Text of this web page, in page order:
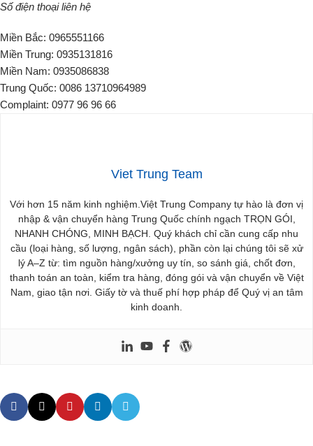
Số điện thoại liên hệ
Miền Bắc: 0965551166
Miền Trung: 0935131816
Miền Nam: 0935086838
Trung Quốc: 0086 13710964989
Complaint: 0977 96 96 66
Viet Trung Team
Với hơn 15 năm kinh nghiệm.Việt Trung Company tự hào là đơn vị
nhập & vận chuyển hàng Trung Quốc chính ngạch TRỌN GÓI,
NHANH CHÓNG, MINH BẠCH. Quý khách chỉ cần cung cấp nhu
cầu (loại hàng, số lượng, ngân sách), phần còn lại chúng tôi sẽ xử
lý A–Z từ: tìm nguồn hàng/xưởng uy tín, so sánh giá, chốt đơn,
thanh toán an toàn, kiểm tra hàng, đóng gói và vận chuyển về Việt
Nam, giao tận nơi. Giấy tờ và thuế phí hợp pháp để Quý vị an tâm
kinh doanh.